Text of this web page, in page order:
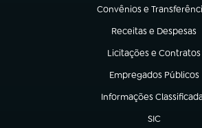
Convênios e
(abre em nova aba)
Receitas e Despesas
(abre em nova aba)
Licitações e Contratos
(abre em nova aba)
Empregados Públicos
(abre em nova aba)
Informações
(abre em nova aba)
SIC
(abre em